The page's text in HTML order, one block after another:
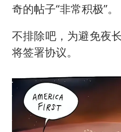
奇的帖子“非常积极”。
不排除吧，为避免夜
将签署协议。